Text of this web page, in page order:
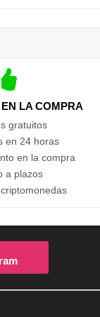
LA COMPRA
gratuitos
en 24 horas
en la compra
a plazos